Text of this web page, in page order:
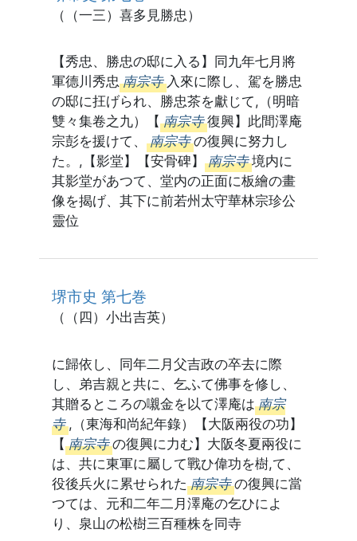
（（一三）喜多見勝忠）
【秀忠、勝忠の邸に入る】同九年七月將
軍德川秀忠 南宗寺 入來に際し、駕を勝忠
の邸に抂げられ、勝忠茶を獻じて,（明暗
雙々集卷之九）【 南宗寺 復興】此間澤庵
宗彭を援けて、 南宗寺 の復興に努力し
た。,【影堂】【安骨碑】 南宗寺 境内に
其影堂があつて、堂内の正面に板繪の畫
像を揭げ、其下に前若州太守華林宗珍公
靈位
堺市史 第七巻
（（四）小出吉英）
に歸依し、同年二月父吉政の卒去に際
し、弟吉親と共に、乞ふて佛事を修し、
其贈るところの嚫金を以て澤庵は 南宗
寺 ,（東海和尚紀年錄）【大阪兩役の功】
【 南宗寺 の復興に力む】大阪冬夏兩役に
は、共に東軍に屬して戰ひ偉功を樹,て、
役後兵火に累せられた 南宗寺 の復興に當
つては、元和二年二月澤庵の乞ひによ
り、泉山の松樹三百種株を同寺